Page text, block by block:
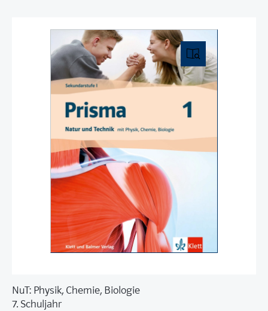
NuT: Physik, Chemie, Biologie
7. Schuljahr